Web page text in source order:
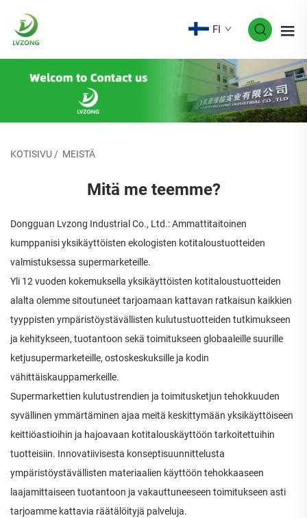
FI
KOTISIVU/ MEISTÄ
Mitä me teemme?
Dongguan Lvzong Industrial Co., Ltd.: Ammattitaitoinen
kumppanisi yksikäyttöisten ekologisten kotitaloustuotteiden
valmistuksessa supermarketeille.
Yli 12 vuoden kokemuksella yksikäyttöisten kotitaloustuotteiden
alalta olemme sitoutuneet tarjoamaan kattavan ratkaisun kaikkien
tyyppisten ympäristöystävällisten kulutustuotteiden tutkimukseen
ja kehitykseen, tuotantoon sekä toimitukseen globaaleille suurille
ketjusupermarketeille, ostoskeskuksille ja kodin
vähittäiskauppamerkeille.
Supermarkettien kulutustrendien ja toimitusketjun tehokkuuden
syvällinen ymmärtäminen ajaa meitä keskittymään yksikäyttöiseen
keittiöastioihin ja hajoavaan kotitalouskäyttöön tarkoitettuihin
tuotteisiin. Innovatiivisesta konseptisuunnittelusta
ympäristöystävällisten materiaalien käyttöön tehokkaaseen
laajamittaiseen tuotantoon ja vakauttuneeseen toimitukseen asti
tarjoamme kattavia räätälöityjä palveluja.